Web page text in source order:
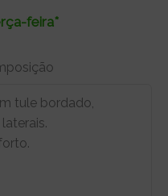
feira*
tule bordado,